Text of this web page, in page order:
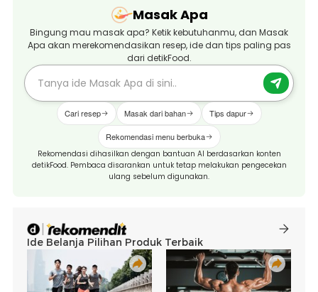
Masak Apa
Bingung mau masak apa? Ketik kebutuhanmu, dan Masak
Apa akan merekomendasikan resep, ide dan tips paling pas
dari detikFood.
Cari resep Masak dari bahan Tips dapur
Rekomendasi menu berbuka
Rekomendasi dihasilkan dengan bantuan AI berdasarkan konten
detikFood. Pembaca disarankan untuk tetap melakukan pengecekan
ulang sebelum digunakan.